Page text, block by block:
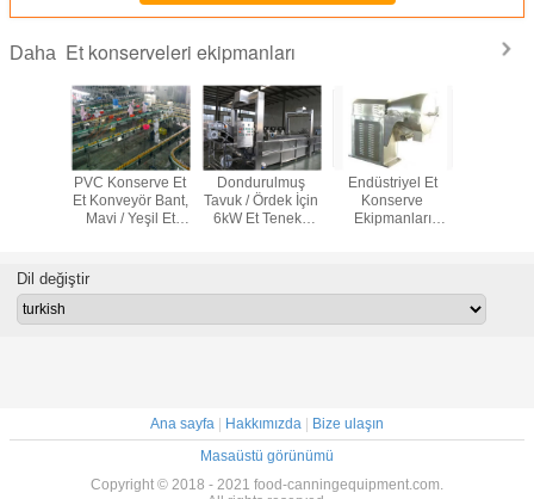
Daha Et konserveleri ekipmanları
PVC Konserve Et
Et Konveyör Bant,
Mavi / Yeşil Et
Dondurulmuş
Tavuk / Ördek İçin
6kW Et Teneke
Endüstriyel Et
Konserve
Ekipmanları
Gazlı Pişirici
Dil değiştir
Ana sayfa | Hakkımızda | Bize ulaşın
Masaüstü görünümü
Copyright © 2018 - 2021 food-canningequipment.com.